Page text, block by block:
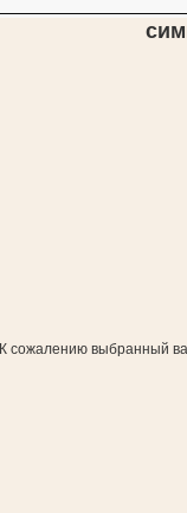
К сожалению выбранный